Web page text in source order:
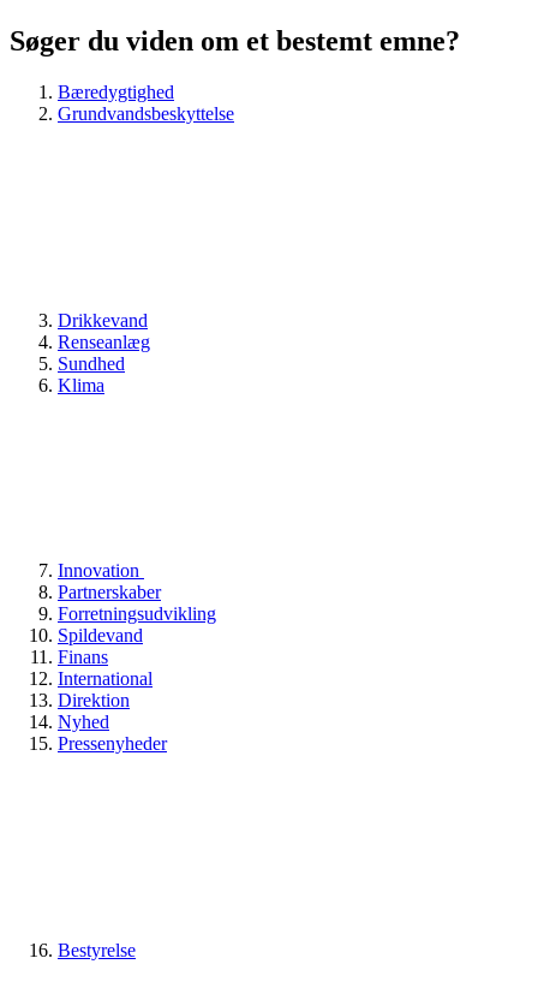
Søger du viden om et bestemt emne?
Bæredygtighed
Grundvandsbeskyttelse
Drikkevand
Renseanlæg
Sundhed
Klima
Innovation
Partnerskaber
Forretningsudvikling
Spildevand
Finans
International
Direktion
Nyhed
Pressenyheder
Bestyrelse